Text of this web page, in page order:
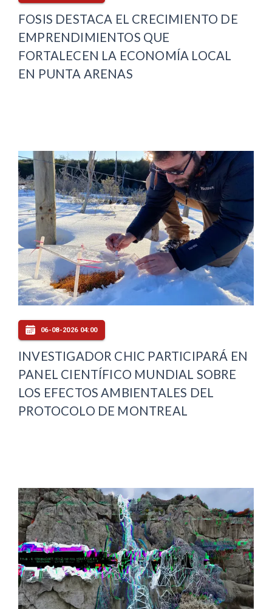
FOSIS DESTACA EL CRECIMIENTO DE
EMPRENDIMIENTOS QUE
FORTALECEN LA ECONOMÍA LOCAL
EN PUNTA ARENAS
06-08-2026 04:00
INVESTIGADOR CHIC PARTICIPARÁ EN
PANEL CIENTÍFICO MUNDIAL SOBRE
LOS EFECTOS AMBIENTALES DEL
PROTOCOLO DE MONTREAL